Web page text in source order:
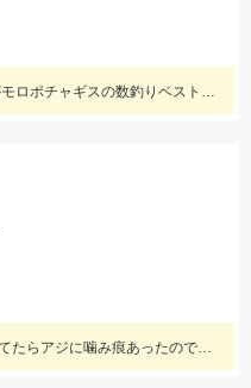
水温も徐々に上がり これからがモロポチャギスの数釣りベストシーズンインですよッ(・∀・)b
福田漁港 磯光丸でアジ釣りしてたらアジに噛み痕あったので船長の許可もらって泳がせしていっぱつでした。